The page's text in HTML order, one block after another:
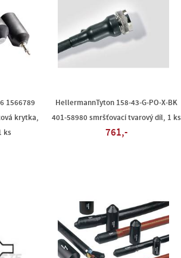
1566789
krytka,
ks
HellermannTyton 158-43-G-PO-X-BK
401-58980 smršťovací tvarový díl, 1 ks
761,-